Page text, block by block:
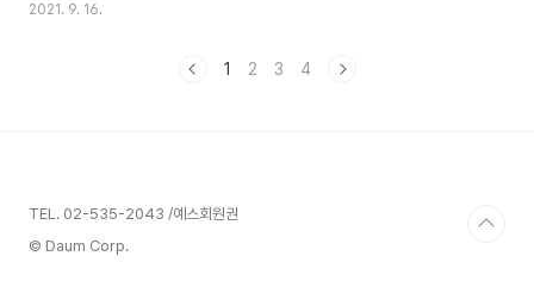
2021. 9. 16.
1 2 3 4
TEL. 02-535-2043 /예스회원권
© Daum Corp.